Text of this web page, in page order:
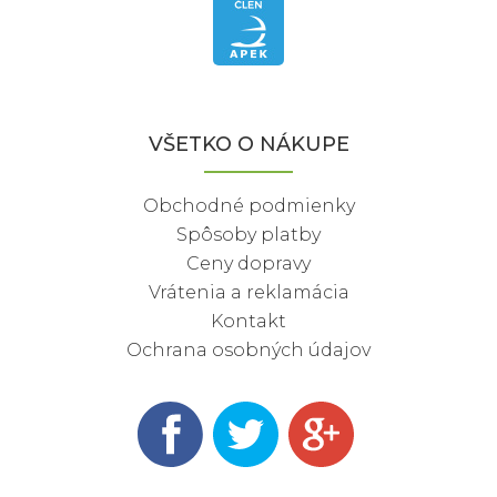
VŠETKO O NÁKUPE
Obchodné podmienky
Spôsoby platby
Ceny dopravy
Vrátenia a reklamácia
Kontakt
Ochrana osobných údajov